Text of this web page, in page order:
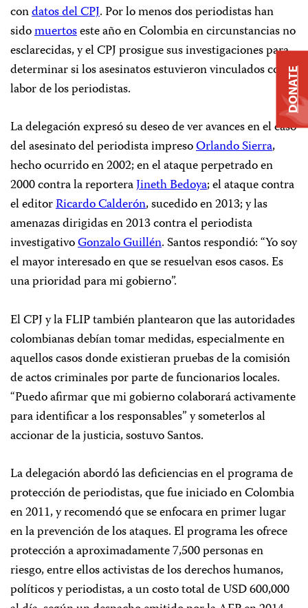
condatos del CPJ. Por lo menos dos periodistas han
sidomuertoseste año en Colombia en circunstancias no
esclarecidas, y el CPJ prosigue sus investigaciones para
determinar si los asesinatos estuvieron vinculados con la
labor de los periodistas.
La delegación expresó su deseo de ver avances en el caso
del asesinato del periodista impresoOrlando Sierra,
hecho ocurrido en 2002; en el ataque perpetrado en
2000 contra la reporteraJineth Bedoya; el ataque contra
el editorRicardo Calderón, sucedido en 2013; y las
amenazas dirigidas en 2013 contra el periodista
investigativoGonzalo Guillén. Santos respondió: “Yo soy
el mayor interesado en que se resuelvan esos casos. Es
una prioridad para mi gobierno”.
El CPJ y la FLIP también plantearon que las autoridades
colombianas debían tomar medidas, especialmente en
aquellos casos donde existieran pruebas de la comisión
de actos criminales por parte de funcionarios locales.
“Puedo afirmar que mi gobierno colaborará activamente
para identificar a los responsables” y someterlos al
accionar de la justicia, sostuvo Santos.
La delegación abordó las deficiencias en el programa de
protección de periodistas, que fue iniciado en Colombia
en 2011, y recomendó que se enfocara en primer lugar
en la prevención de los ataques. El programa les ofrece
protección a aproximadamente 7,500 personas en
riesgo, entre ellos activistas de los derechos humanos,
políticos y periodistas, a un costo total de USD 600,000
DONATE